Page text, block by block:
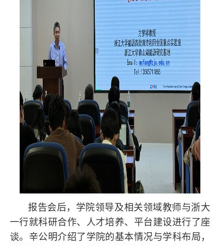
报告会后，学院领导及相关领域教师与浙大
一行就科研合作、人才培养、平台建设进行了座
谈。辛公明介绍了学院的基本情况与学科布局，